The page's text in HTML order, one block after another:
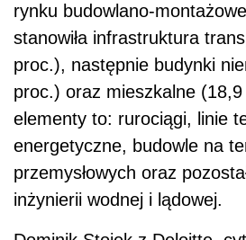
rynku budowlano-
stanowiła infrastruktura
proc.), następnie budynki
proc.) oraz mieszkalne (18,9
elementy to: rurociągi, linie
energetyczne, budowle na
przemysłowych oraz
inżynierii wodnej i lądowej.